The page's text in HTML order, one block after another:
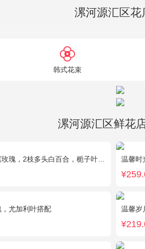
漯河源汇区花
韩式花束
漯河源汇区鲜花
瑰，2枝多头白百合，栀子叶搭配 温馨时
尤加利叶搭配 温馨岁